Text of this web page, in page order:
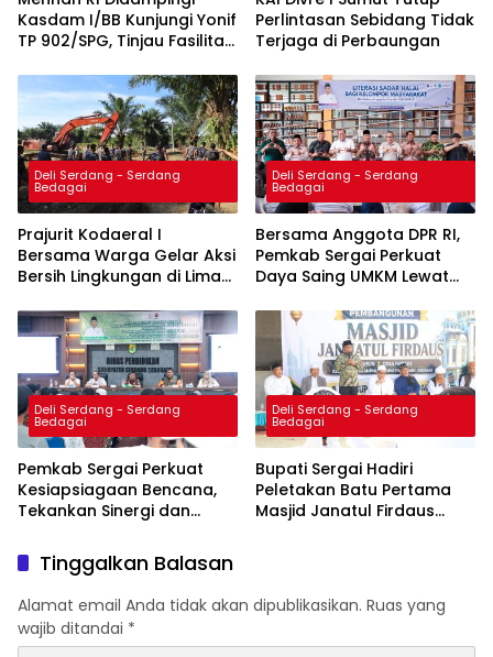
Kasdam I/BB Kunjungi Yonif
TP 902/SPG, Tinjau Fasilitas
Perlintasan Sebidang Tidak
Terjaga di Perbaungan
Deli Serdang - Serdang
Bedagai
Prajurit Kodaeral I
Bersama Warga Gelar Aksi
Bersih Lingkungan di Limau
Deli Serdang - Serdang
Bedagai
Bersama Anggota DPR RI,
Pemkab Sergai Perkuat
Daya Saing UMKM Lewat
Halal
Deli Serdang - Serdang
Bedagai
Pemkab Sergai Perkuat
Kesiapsiagaan Bencana,
Tekankan Sinergi dan
Deli Serdang - Serdang
Bedagai
Bupati Sergai Hadiri
Peletakan Batu Pertama
Masjid Janatul Firdaus
Tinggalkan Balasan
Alamat email Anda tidak akan dipublikasikan. Ruas yang
wajib ditandai *